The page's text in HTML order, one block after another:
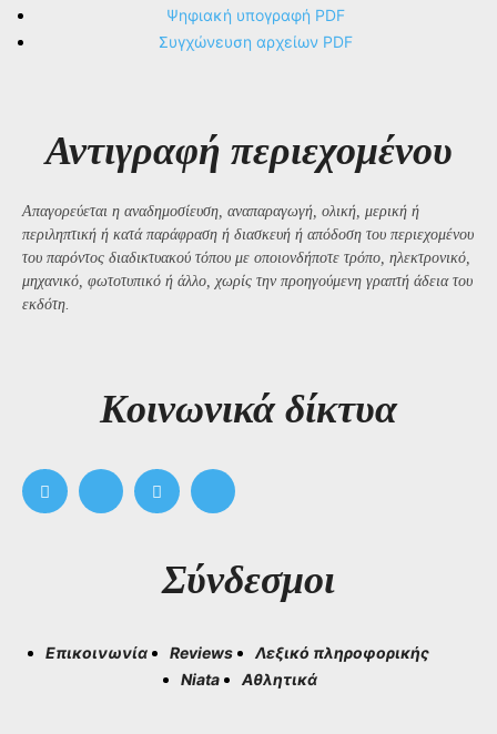
Ψηφιακή υπογραφή PDF
Συγχώνευση αρχείων PDF
Αντιγραφή περιεχομένου
Απαγορεύεται η αναδημοσίευση, αναπαραγωγή, ολική, μερική ή
περιληπτική ή κατά παράφραση ή διασκευή ή απόδοση του περιεχομένου
του παρόντος διαδικτυακού τόπου με οποιονδήποτε τρόπο, ηλεκτρονικό,
μηχανικό, φωτοτυπικό ή άλλο, χωρίς την προηγούμενη γραπτή άδεια του
εκδότη.
Kοινωνικά δίκτυα
Σύνδεσμοι
Επικοινωνία Reviews
Λεξικό πληροφορικής
Niata
Αθλητικά